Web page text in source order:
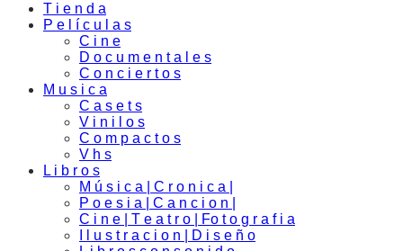
T i e n d a
P e l í c u l a s
C i n e
D o c u m e n t a l e s
C o n c i e r t o s
M u s i c a
C a s e t s
V i n i l o s
C o m p a c t o s
V h s
L i b r o s
M ú s i c a | C r o n i c a |
P o e s i a | C a n c i o n |
C i n e | T e a t r o | Fo t o g r a f i a
I l u s t r a c i o n | D i s e ñ o